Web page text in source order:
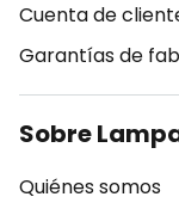
Cuenta de
Garantías de
Sobre
Quiénes somos